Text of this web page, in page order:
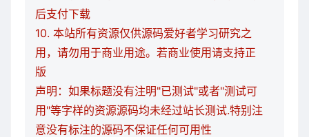
后支付下载
10. 本站所有资源仅供源码爱好者学习研究之
用，请勿用于商业用途。若商业使用请支持正
版
声明：如果标题没有注明"已测试"或者"测试可
用"等字样的资源源码均未经过站长测试.特别注
意没有标注的源码不保证任何可用性